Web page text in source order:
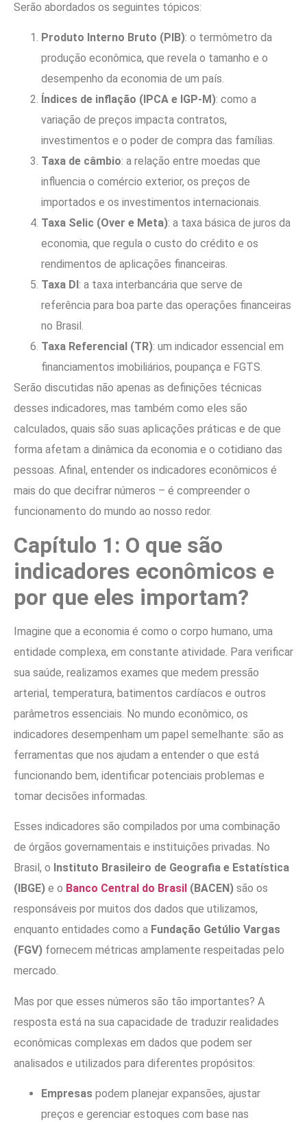
Serão abordados os seguintes tópicos:
Produto Interno Bruto (PIB): o termômetro da
produção econômica, que revela o tamanho e o
desempenho da economia de um país.
Índices de inflação (IPCA e IGP-M): como a
variação de preços impacta contratos,
investimentos e o poder de compra das famílias.
Taxa de câmbio: a relação entre moedas que
influencia o comércio exterior, os preços de
importados e os investimentos internacionais.
Taxa Selic (Over e Meta): a taxa básica de juros da
economia, que regula o custo do crédito e os
rendimentos de aplicações financeiras.
Taxa DI : a taxa interbancária que serve de
referência para boa parte das operações financeiras
no Brasil.
Taxa Referencial (TR): um indicador essencial em
financiamentos imobiliários, poupança e FGTS.
Serão discutidas não apenas as definições técnicas
desses indicadores, mas também como eles são
calculados, quais são suas aplicações práticas e de que
forma afetam a dinâmica da economia e o cotidiano das
pessoas. Afinal, entender os indicadores econômicos é
mais do que decifrar números – é compreender o
funcionamento do mundo ao nosso redor.
Capítulo 1: O que são
indicadores econômicos e
por que eles importam?
Imagine que a economia é como o corpo humano, uma
entidade complexa, em constante atividade. Para verificar
sua saúde, realizamos exames que medem pressão
arterial, temperatura, batimentos cardíacos e outros
parâmetros essenciais. No mundo econômico, os
indicadores desempenham um papel semelhante: são as
ferramentas que nos ajudam a entender o que está
funcionando bem, identificar potenciais problemas e
tomar decisões informadas.
Esses indicadores são compilados por uma combinação
de órgãos governamentais e instituições privadas. No
Brasil, o Instituto Brasileiro de Geografia e Estatística
(IBGE) e o Banco Central do Brasil (BACEN) são os
responsáveis por muitos dos dados que utilizamos,
enquanto entidades como a Fundação Getúlio Vargas
(FGV) fornecem métricas amplamente respeitadas pelo
mercado.
Mas por que esses números são tão importantes? A
resposta está na sua capacidade de traduzir realidades
econômicas complexas em dados que podem ser
analisados e utilizados para diferentes propósitos:
Empresas podem planejar expansões, ajustar
preços e gerenciar estoques com base nas